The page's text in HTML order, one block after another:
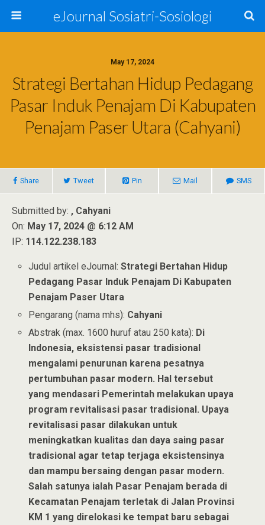
eJournal Sosiatri-Sosiologi
May 17, 2024
Strategi Bertahan Hidup Pedagang
Pasar Induk Penajam Di Kabupaten
Penajam Paser Utara (Cahyani)
Share Tweet Pin Mail SMS
Submitted by: , Cahyani
On: May 17, 2024 @ 6:12 AM
IP: 114.122.238.183
Judul artikel eJournal:Strategi Bertahan Hidup
Pedagang Pasar Induk Penajam Di Kabupaten
Penajam Paser Utara
Pengarang (nama mhs): Cahyani
Abstrak (max. 1600 huruf atau 250 kata): Di
Indonesia, eksistensi pasar tradisional
mengalami penurunan karena pesatnya
pertumbuhan pasar modern. Hal tersebut
yang mendasari Pemerintah melakukan upaya
program revitalisasi pasar tradisional. Upaya
revitalisasi pasar dilakukan untuk
meningkatkan kualitas dan daya saing pasar
tradisional agar tetap terjaga eksistensinya
dan mampu bersaing dengan pasar modern.
Salah satunya ialah Pasar Penajam berada di
Kecamatan Penajam terletak di Jalan Provinsi
KM 1 yang direlokasi ke tempat baru sebagai